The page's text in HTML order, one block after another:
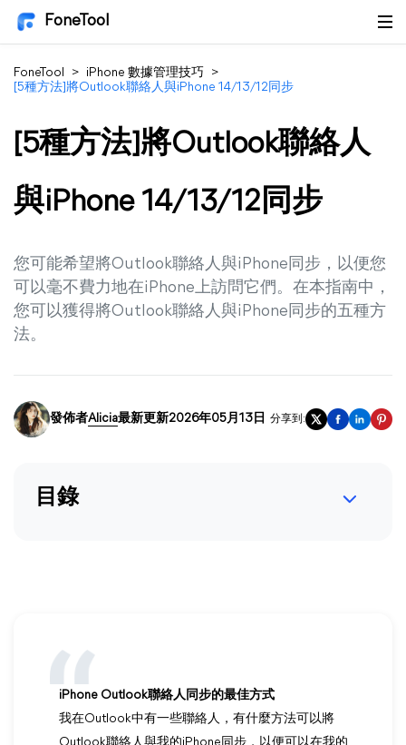
FoneTool
FoneTool > iPhone 數據管理技巧
>
[5種方法]將Outlook聯絡人與iPhone 14/13/12同步
[5種方法]將Outlook聯絡人
與iPhone 14/13/12同步
您可能希望將Outlook聯絡人與iPhone同步，以便您
可以毫不費力地在iPhone上訪問它們。在本指南中，
您可以獲得將Outlook聯絡人與iPhone同步的五種方
法。
發佈者Alicia最新更新2026年05月13日 分享到:
目錄
iPhone Outlook聯絡人同步的最佳方式
我在Outlook中有一些聯絡人，有什麼方法可以將